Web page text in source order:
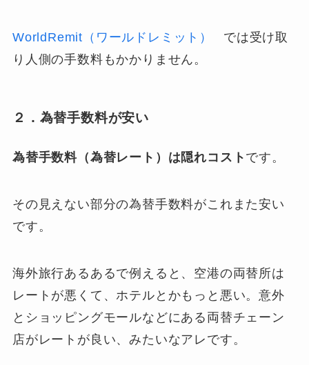
WorldRemit（ワールドレミット） では受け取
り人側の手数料もかかりません 。
２．為替手数料が安い
為替手数料（為替レート）は隠れコスト です。
その 見えない部分の為替手数料がこれまた安い
です。
海外旅行あるあるで例えると、空港の両替所は
レートが悪くて、ホテルとかもっと悪い。意外
とショッピングモールなどにある両替チェーン
店がレートが良い、みたいなアレです。